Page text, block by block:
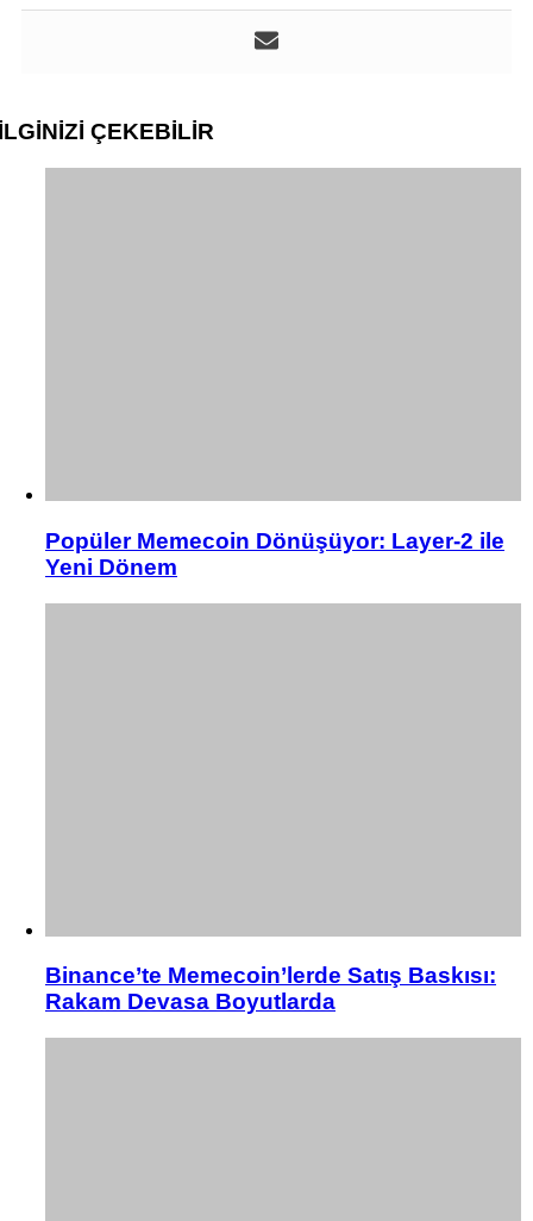
ÇEKEBİLİR
Popüler Memecoin Dönüşüyor: Layer-2 ile
Yeni Dönem
Binance’te Memecoin’lerde Satış Baskısı:
Rakam Devasa Boyutlarda